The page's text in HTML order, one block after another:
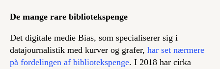
De mange rare bibliotekspenge
Det digitale medie Bias, som specialiserer sig i
datajournalistik med kurver og grafer, har set nærmere
på fordelingen af bibliotekspenge. I 2018 har cirka